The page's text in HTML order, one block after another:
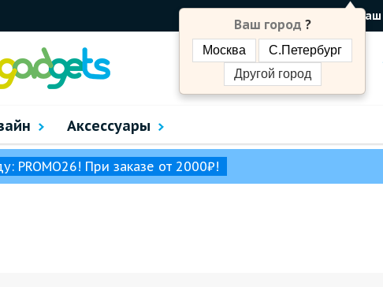
Ваш город ?
Москва
С.Петербург
Другой город
Аксессуары
PROMO26! При заказе от 2000₽!